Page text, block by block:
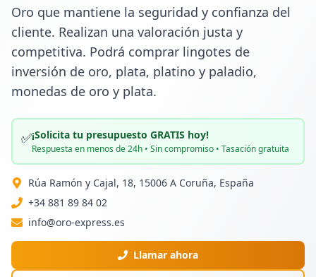
Oro que mantiene la seguridad y confianza del
cliente. Realizan una valoración justa y
competitiva. Podrá comprar lingotes de
inversión de oro, plata, platino y paladio,
monedas de oro y plata.
✅¡Solicita tu presupuesto GRATIS hoy!
Respuesta en menos de 24h • Sin compromiso • Tasación gratuita
Rúa Ramón y Cajal, 18, 15006 A Coruña, España
+34 881 89 84 02
info@oro-express.es
Llamar ahora